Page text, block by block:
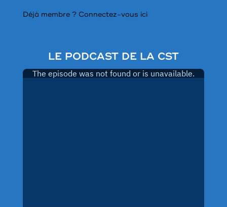
Déjà membre ? Connectez-vous ici
LE PODCAST DE LA CST